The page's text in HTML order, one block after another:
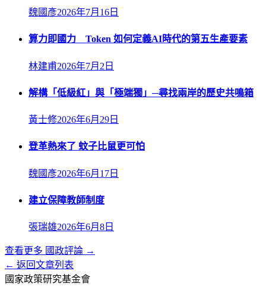
魏國彥2026年7月16日
算力即國力 Token 如何定義AI時代的第五生產要素
林建甫2026年7月2日
解構「低級紅」與「極端獨」─尋找兩岸的歷史共鳴箱
黃士修2026年6月29日
登革熱來了 蚊子比鼠更可怕
魏國彥2026年6月17日
建立保障教師制度
張瑞雄2026年6月8日
查看更多 國政評論 →
← 返回文章列表
國家政策研究基金會